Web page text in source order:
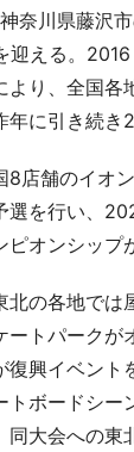
奈川県藤沢
迎える。
より、全国各
に引き続き2
店舗のイオ
選を行い、
ピオンシップ
の各地では
トパークが
復興イベント
トボードシー
同大会への東